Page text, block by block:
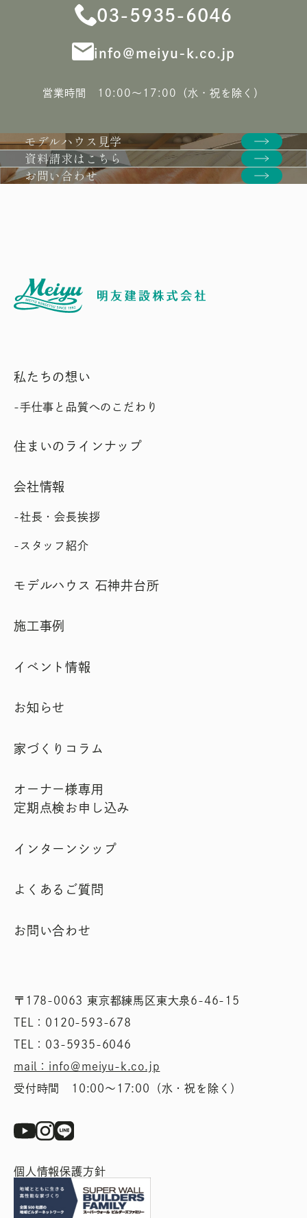
03-5935-6046
info＠meiyu-k.co.jp
営業時間 10:00〜17:00（水・祝を除く）
モデルハウス見学
資料請求はこちら
お問い合わせ
〒178-0063 東京都練馬区東大泉6-46-15
TEL：0120-593-678
TEL：03-5935-6046
mail：info＠meiyu-k.co.jp
受付時間 10:00〜17:00（水・祝を除く）
私たちの想い
手仕事と品質へのこだわり
住まいのラインナップ
会社情報
社長・会長挨拶
スタッフ紹介
モデルハウス 石神井台所
施工事例
イベント情報
お知らせ
家づくりコラム
オーナー様専用
定期点検お申し込み
インターンシップ
よくあるご質問
お問い合わせ
個人情報保護方針